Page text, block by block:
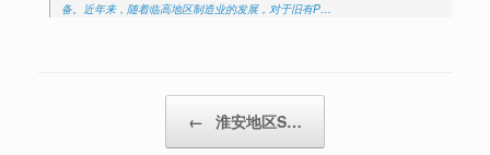
备。近年来，随着临高地区制造业的发展，对于旧有P…
← 淮安地区S…